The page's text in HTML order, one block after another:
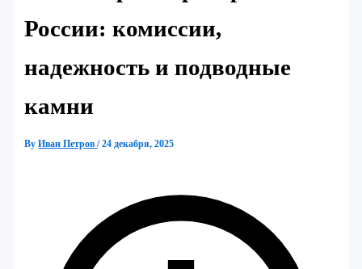
России: комиссии,
надежность и подводные
камни
ByИван Петров/24 декабря, 2025